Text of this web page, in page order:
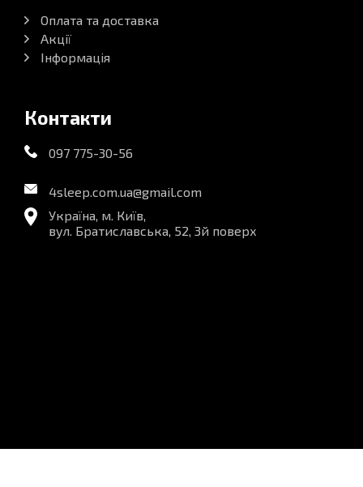
Оплата та доставка
Акції
Інформація
Контакти
097 775-30-56
4sleep.com.ua@gmail.com
Україна, м. Київ,
вул. Братиславська, 52, 3й поверх